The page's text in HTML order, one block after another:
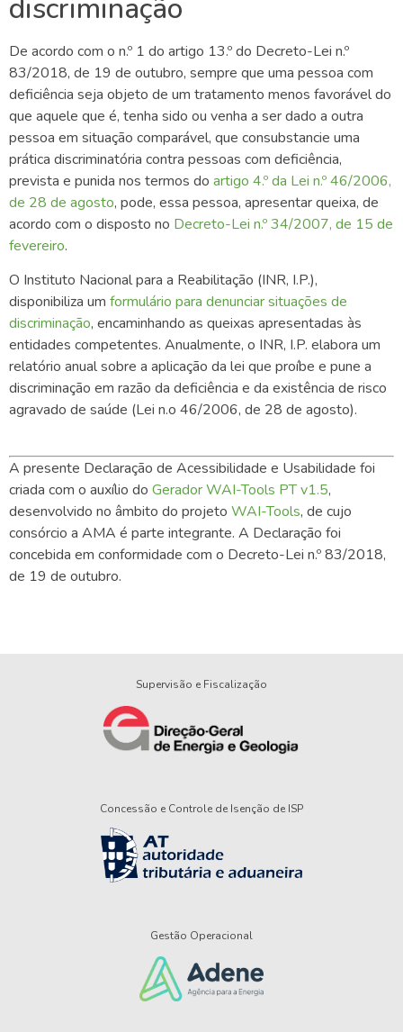
discriminação
De acordo com o n.º 1 do artigo 13.º do Decreto-Lei n.º
83/2018, de 19 de outubro, sempre que uma pessoa com
deficiência seja objeto de um tratamento menos favorável do
que aquele que é, tenha sido ou venha a ser dado a outra
pessoa em situação comparável, que consubstancie uma
prática discriminatória contra pessoas com deficiência,
prevista e punida nos termos do artigo 4.º da Lei n.º 46/2006,
de 28 de agosto, pode, essa pessoa, apresentar queixa, de
acordo com o disposto no Decreto-Lei n.º 34/2007, de 15 de
fevereiro.
O Instituto Nacional para a Reabilitação (INR, I.P.),
disponibiliza um formulário para denunciar situações de
discriminação, encaminhando as queixas apresentadas às
entidades competentes. Anualmente, o INR, I.P. elabora um
relatório anual sobre a aplicação da lei que proíbe e pune a
discriminação em razão da deficiência e da existência de risco
agravado de saúde (Lei n.o 46/2006, de 28 de agosto).
A presente Declaração de Acessibilidade e Usabilidade foi
criada com o auxílio do Gerador WAI-Tools PT v1.5,
desenvolvido no âmbito do projeto WAI-Tools, de cujo
consórcio a AMA é parte integrante. A Declaração foi
concebida em conformidade com o Decreto-Lei n.º 83/2018,
de 19 de outubro.
Supervisão e Fiscalização
Concessão e Controle de Isenção de ISP
Gestão Operacional